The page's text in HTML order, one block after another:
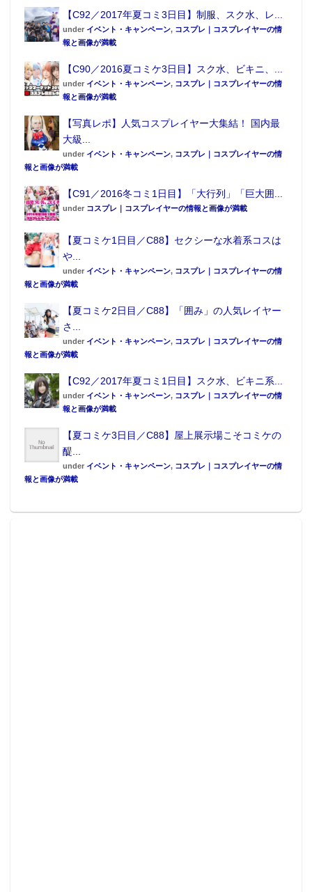
【C92／2017年夏コミ3日目】制服、スク水、レ...
under イベント・キャンペーン, コスプレ｜コスプレイヤーの情
報と画像が満載
【C90／2016夏コミケ3日目】スク水、ビキニ、...
under イベント・キャンペーン, コスプレ｜コスプレイヤーの情
報と画像が満載
【写真レポ】人気コスプレイヤー大集結！ 国内最
大級...
under イベント・キャンペーン, コスプレ｜コスプレイヤーの情
報と画像が満載
【C91／2016冬コミ1日目】「大行列」「巨大囲...
under コスプレ｜コスプレイヤーの情報と画像が満載
【夏コミケ1日目／C88】セクシーな水着系コスは
や...
under イベント・キャンペーン, コスプレ｜コスプレイヤーの情
報と画像が満載
【夏コミケ2日目／C88】「囲み」の人気レイヤー
さ...
under イベント・キャンペーン, コスプレ｜コスプレイヤーの情
報と画像が満載
【C92／2017年夏コミ1日目】スク水、ビキニ系...
under イベント・キャンペーン, コスプレ｜コスプレイヤーの情
報と画像が満載
【夏コミケ3日目／C88】屋上展示場こそコミケの
醍...
under イベント・キャンペーン, コスプレ｜コスプレイヤーの情
報と画像が満載